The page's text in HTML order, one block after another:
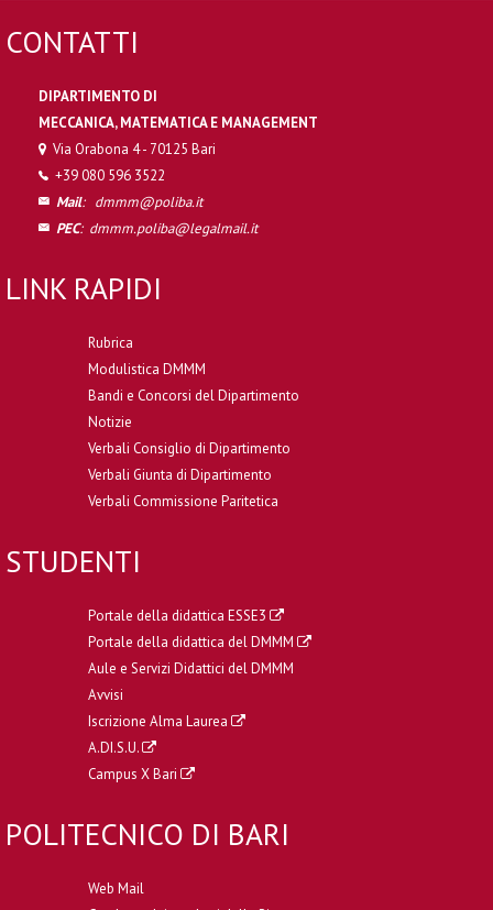
CONTATTI
DIPARTIMENTO DI
MECCANICA, MATEMATICA E MANAGEMENT
Via Orabona 4 - 70125 Bari
+39 080 596 3522
Mail: dmmm@poliba.it
PEC: dmmm.poliba@legalmail.it
LINK RAPIDI
Rubrica
Modulistica DMMM
Bandi e Concorsi del Dipartimento
Notizie
Verbali Consiglio di Dipartimento
Verbali Giunta di Dipartimento
Verbali Commissione Paritetica
STUDENTI
Portale della didattica ESSE3
Portale della didattica del DMMM
Aule e Servizi Didattici del DMMM
Avvisi
Iscrizione Alma Laurea
A.DI.S.U.
Campus X Bari
POLITECNICO DI BARI
Web Mail